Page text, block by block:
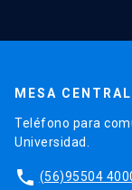
MESA CENTRAL
Teléfono para
Universidad.
phone (56)95504